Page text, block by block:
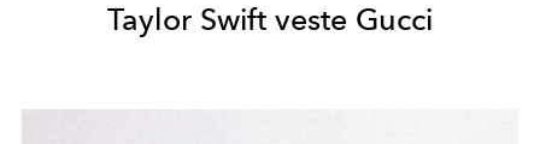
Taylor Swift veste Gucci